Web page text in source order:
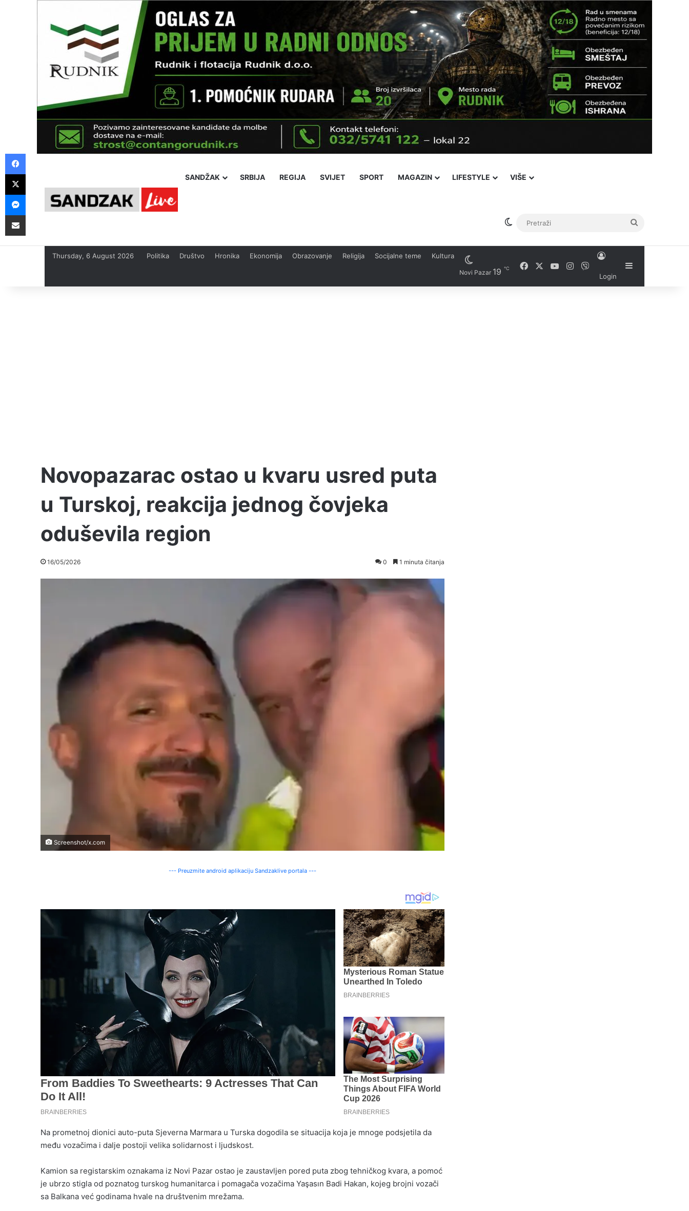
SANDŽAK SRBIJA REGIJA SVIJET SPORT MAGAZIN LIFESTYLE VIŠE
Switch skin
Thursday, 6 August 2026 Politika Društvo Hronika Ekonomija Obrazovanje Religija Socijalne teme Kultura
Novi Pazar 19 ℃ FacebookYouTubeInstagram
Viber
Login
Sidebar
Novopazarac ostao u kvaru usred puta
u Turskoj, reakcija jednog čovjeka
oduševila region
16/05/2026 0 1 minuta čitanja
Screenshot/x.com
--- Preuzmite android aplikaciju Sandzaklive portala ---
Na prometnoj dionici auto-puta Sjeverna Marmara u Turska dogodila se situacija koja je mnoge podsjetila da
među vozačima i dalje postoji velika solidarnost i ljudskost.
Kamion sa registarskim oznakama iz Novi Pazar ostao je zaustavljen pored puta zbog tehničkog kvara, a pomoć
je ubrzo stigla od poznatog turskog humanitarca i pomagača vozačima Yaşasın Badi Hakan, kojeg brojni vozači
sa Balkana već godinama hvale na društvenim mrežama.
Facebook
X
Messenger
Pošalji preko E-Maila